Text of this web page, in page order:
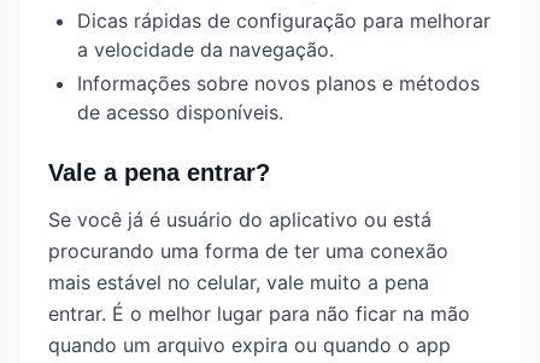
Dicas rápidas de configuração para melhorar
a velocidade da navegação.
Informações sobre novos planos e métodos
de acesso disponíveis.
Vale a pena entrar?
Se você já é usuário do aplicativo ou está
procurando uma forma de ter uma conexão
mais estável no celular, vale muito a pena
entrar. É o melhor lugar para não ficar na mão
quando um arquivo expira ou quando o app